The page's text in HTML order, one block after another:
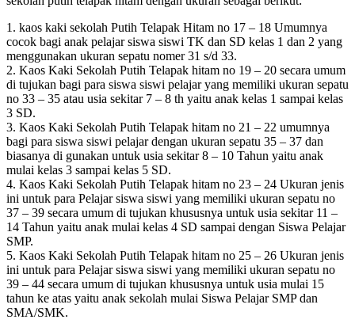
1. kaos kaki sekolah Putih Telapak Hitam no 17 – 18 Umumnya
cocok bagi anak pelajar siswa siswi TK dan SD kelas 1 dan 2 yang
menggunakan ukuran sepatu nomer 31 s/d 33.
2. Kaos Kaki Sekolah Putih Telapak hitam no 19 – 20 secara umum
di tujukan bagi para siswa siswi pelajar yang memiliki ukuran sepatu
no 33 – 35 atau usia sekitar 7 – 8 th yaitu anak kelas 1 sampai kelas
3 SD.
3. Kaos Kaki Sekolah Putih Telapak hitam no 21 – 22 umumnya
bagi para siswa siswi pelajar dengan ukuran sepatu 35 – 37 dan
biasanya di gunakan untuk usia sekitar 8 – 10 Tahun yaitu anak
mulai kelas 3 sampai kelas 5 SD.
4. Kaos Kaki Sekolah Putih Telapak hitam no 23 – 24 Ukuran jenis
ini untuk para Pelajar siswa siswi yang memiliki ukuran sepatu no
37 – 39 secara umum di tujukan khususnya untuk usia sekitar 11 –
14 Tahun yaitu anak mulai kelas 4 SD sampai dengan Siswa Pelajar
SMP.
5. Kaos Kaki Sekolah Putih Telapak hitam no 25 – 26 Ukuran jenis
ini untuk para Pelajar siswa siswi yang memiliki ukuran sepatu no
39 – 44 secara umum di tujukan khususnya untuk usia mulai 15
tahun ke atas yaitu anak sekolah mulai Siswa Pelajar SMP dan
SMA/SMK.